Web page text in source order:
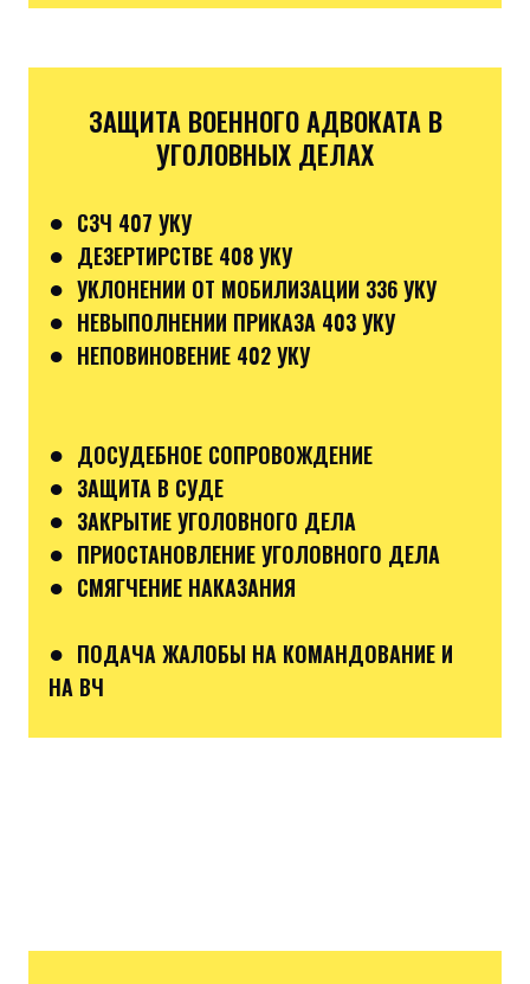
ЗАЩИТА ВОЕННОГО АДВОКАТА В
УГОЛОВНЫХ ДЕЛАХ
● СЗЧ 407 УКУ
● ДЕЗЕРТИРСТВЕ 408 УКУ
● УКЛОНЕНИИ ОТ МОБИЛИЗАЦИИ 336 УКУ
● НЕВЫПОЛНЕНИИ ПРИКАЗА 403 УКУ
● НЕПОВИНОВЕНИЕ 402 УКУ
● ДОСУДЕБНОЕ СОПРОВОЖДЕНИЕ
● ЗАЩИТА В СУДЕ
● ЗАКРЫТИЕ УГОЛОВНОГО ДЕЛА
● ПРИОСТАНОВЛЕНИЕ УГОЛОВНОГО ДЕЛА
● СМЯГЧЕНИЕ НАКАЗАНИЯ
● ПОДАЧА ЖАЛОБЫ НА КОМАНДОВАНИЕ И
НА ВЧ